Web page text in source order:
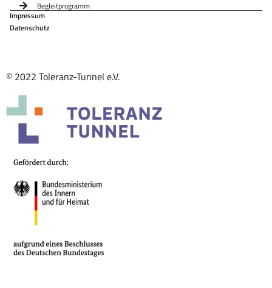
Begleitprogramm
Impressum
Datenschutz
© 2022 Toleranz-Tunnel e.V.